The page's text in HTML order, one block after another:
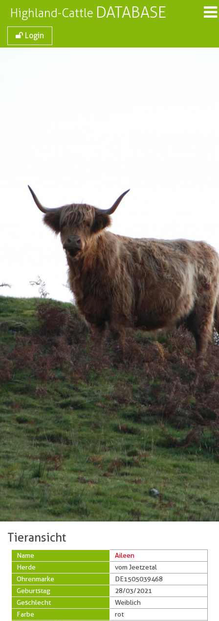
Highland-Cattle DATABASE
Login
Tieransicht
Name
Aileen
Herde
vom Jeetzetal
Ohrenmarke
DE1505039468
Geburtstag
28/03/2021
Geschlecht
Weiblich
Farbe
rot